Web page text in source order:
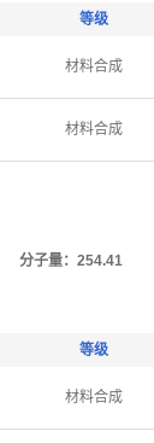
等级
材料合成
材料合成
分子量：254.41
等级
材料合成